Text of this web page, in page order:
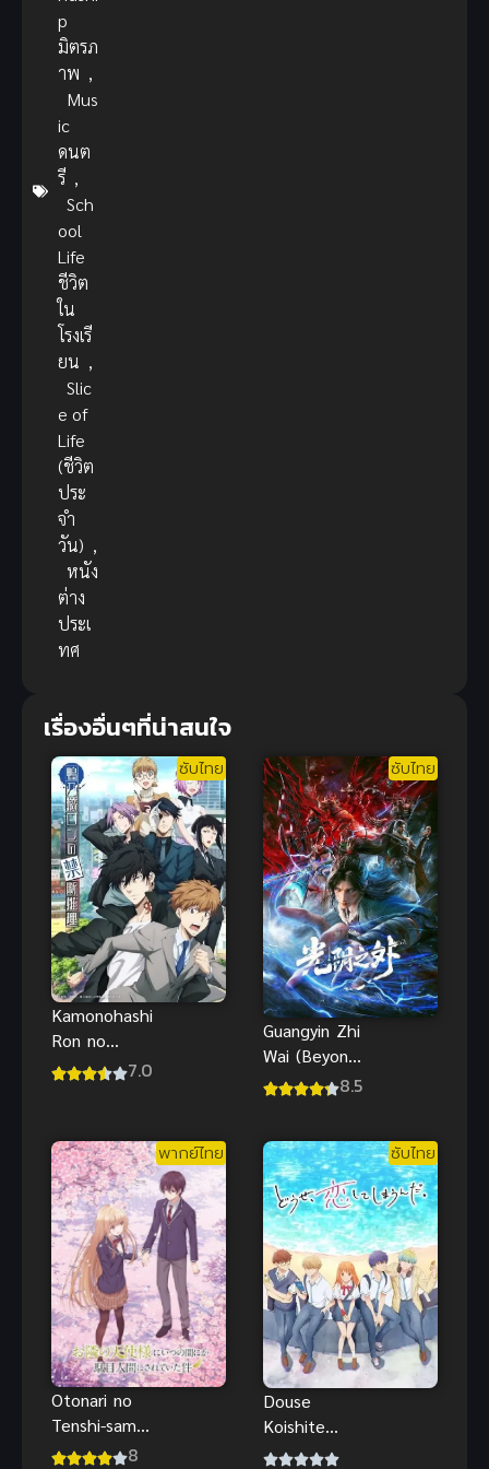
p
มิตรภ
าพ ,
Mus
ic
ดนต
รี ,
Sch
ool
Life
ชีวิต
ใน
โรงเรี
ยน ,
Slic
e of
Life
(ชีวิต
ประ
จำ
วัน) ,
หนัง
ต่าง
ประเ
ทศ
เรื่องอื่นๆที่น่าสนใจ
ซับไทย
Kamonohashi
Ron no
Kindan Suiri
โนะฮาชิ รอน
ภาค 2
7.0
ซับไทย
Guangyin Zhi
Wai (Beyond
Time’s Gaze)
8.5
พากย์ไทย
Otonari no
Tenshi-sama
(2023) ขาด
8
ซับไทย
Douse
Koishite
Shimaunda